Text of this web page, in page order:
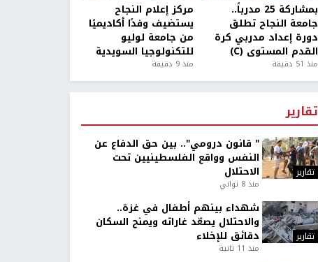
بمشاركة 25 مدرباً..
جامعة النجاح تطلق
دورة إعداد مدربي كرة
القدم المستوى (C)
منذ 51 دقيقة
مركز إعلام النجاح
يستضيف وفدًا أكاديميًا
من جامعة لوليو
للتكنولوجيا السويدية
منذ 9 دقيقة
تقارير
تقارير
" قانون درومي".. بين حق الدفاع عن
النفس وواقع الفلسطينيين تحت
الاحتلال
منذ 8 ثواني
تقارير
شهداء بينهم أطفال في غزة..
والاحتلال يصعّد غاراته ويمنح السكان
دقائق للإخلاء
منذ 11 ثانية